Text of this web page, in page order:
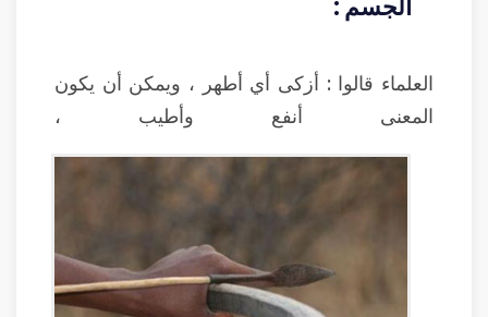
العلماء قالوا : أزكى أي أطهر ، ويمكن أن يكون
المعنى أنفع وأطيب ،